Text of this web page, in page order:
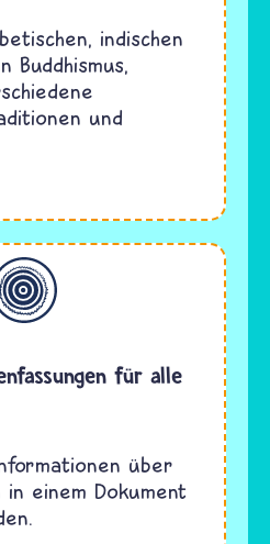
indischen
Buddhismus,
und
für alle
über
in einem Dokument